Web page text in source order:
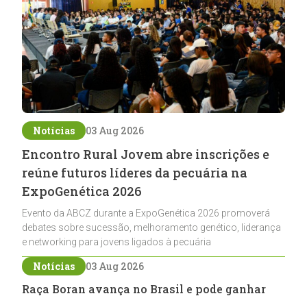
Notícias 03 Aug 2026
Encontro Rural Jovem abre inscrições e
reúne futuros líderes da pecuária na
ExpoGenética 2026
Evento da ABCZ durante a ExpoGenética 2026 promoverá
debates sobre sucessão, melhoramento genético, liderança
e networking para jovens ligados à pecuária
Notícias 03 Aug 2026
Raça Boran avança no Brasil e pode ganhar